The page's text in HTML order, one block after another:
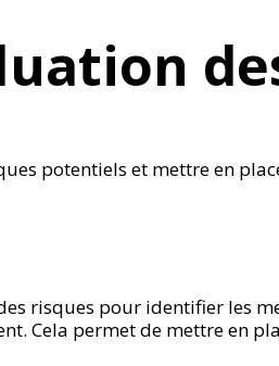
potentiels et mettre en
risques pour identifier les
Cela permet de mettre en